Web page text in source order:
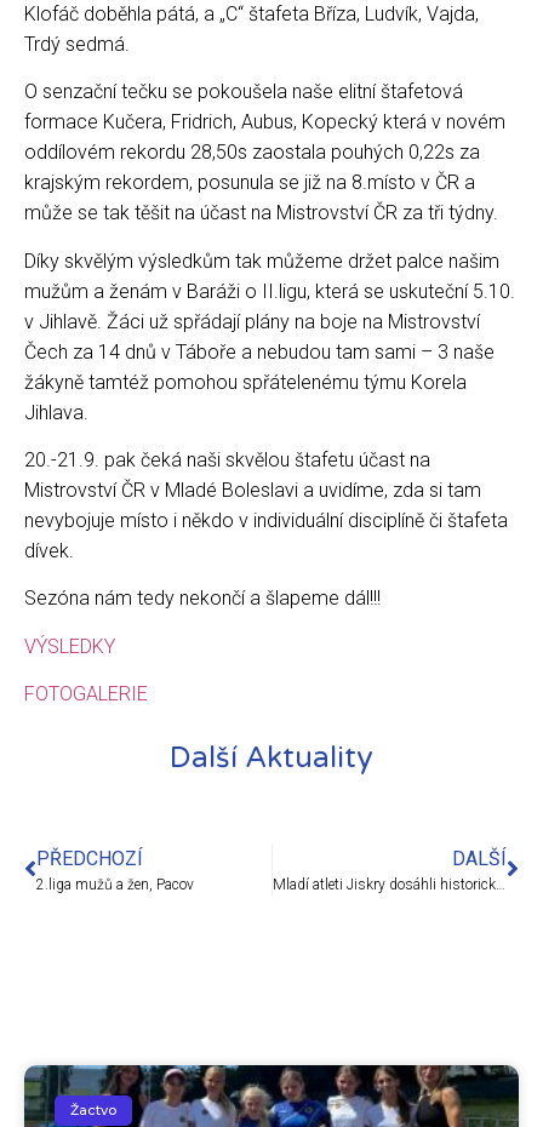
Klofáč doběhla pátá, a „C“ štafeta Bříza, Ludvík, Vajda,
Trdý sedmá.
O senzační tečku se pokoušela naše elitní štafetová
formace Kučera, Fridrich, Aubus, Kopecký která v novém
oddílovém rekordu 28,50s zaostala pouhých 0,22s za
krajským rekordem, posunula se již na 8.místo v ČR a
může se tak těšit na účast na Mistrovství ČR za tři týdny.
Díky skvělým výsledkům tak můžeme držet palce našim
mužům a ženám v Baráži o II.ligu, která se uskuteční 5.10.
v Jihlavě. Žáci už spřádají plány na boje na Mistrovství
Čech za 14 dnů v Táboře a nebudou tam sami – 3 naše
žákyně tamtéž pomohou spřátelenému týmu Korela
Jihlava.
20.-21.9. pak čeká naši skvělou štafetu účast na
Mistrovství ČR v Mladé Boleslavi a uvidíme, zda si tam
nevybojuje místo i někdo v individuální disciplíně či štafeta
dívek.
Sezóna nám tedy nekončí a šlapeme dál!!!
VÝSLEDKY
FOTOGALERIE
Další Aktuality
PŘEDCHOZÍ
2.liga mužů a žen, Pacov
DALŠÍ
Mladí atleti Jiskry dosáhli historického výsledku a ovládli Vysočinu
Žactvo